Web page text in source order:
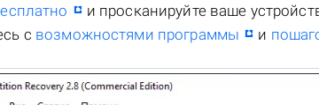
и просканируйте ваше
с возможностями программы и